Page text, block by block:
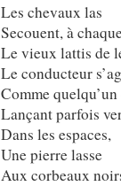
Les chevaux las
Secouent, à
Le vieux lattis de
Le conducteur
Comme
Lançant parfois
Dans les espaces,
Une pierre lasse
Aux corbeaux